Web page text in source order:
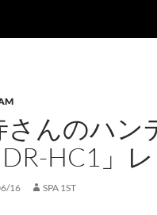
さんのハン
HC1」
16 SPA 1ST